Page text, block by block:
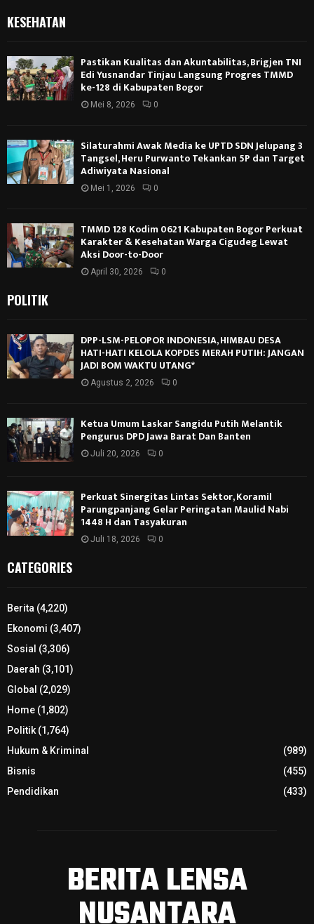
KESEHATAN
Pastikan Kualitas dan Akuntabilitas, Brigjen TNI
Edi Yusnandar Tinjau Langsung Progres TMMD
ke-128 di Kabupaten Bogor
Mei 8, 2026 0
Silaturahmi Awak Media ke UPTD SDN Jelupang 3
Tangsel, Heru Purwanto Tekankan 5P dan Target
Adiwiyata Nasional
Mei 1, 2026 0
TMMD 128 Kodim 0621 Kabupaten Bogor Perkuat
Karakter & Kesehatan Warga Cigudeg Lewat
Aksi Door-to-Door
April 30, 2026 0
POLITIK
DPP-LSM-PELOPOR INDONESIA, HIMBAU DESA
HATI-HATI KELOLA KOPDES MERAH PUTIH: JANGAN
JADI BOM WAKTU UTANG*
Agustus 2, 2026 0
Ketua Umum Laskar Sangidu Putih Melantik
Pengurus DPD Jawa Barat Dan Banten
Juli 20, 2026 0
Perkuat Sinergitas Lintas Sektor, Koramil
Parungpanjang Gelar Peringatan Maulid Nabi
1448 H dan Tasyakuran
Juli 18, 2026 0
CATEGORIES
Berita (4,220)
Ekonomi (3,407)
Sosial (3,306)
Daerah (3,101)
Global (2,029)
Home (1,802)
Politik(1,764)
Hukum & Kriminal
(989)
Bisnis
(455)
Pendidikan
(433)
BERITA LENSA